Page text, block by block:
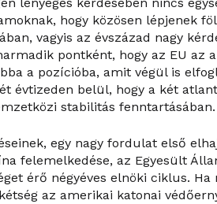
hogy közösen lépjenek
vagyis az évszázad nagy
pontként, hogy az EU az
a pozícióba, amit végül is
évtizeden belül, hogy a két
stabilitás fenntartásában.
egy nagy fordulat első
felemelkedése, az Egyesült
érő négyéves elnöki ciklus.
az amerikai katonai